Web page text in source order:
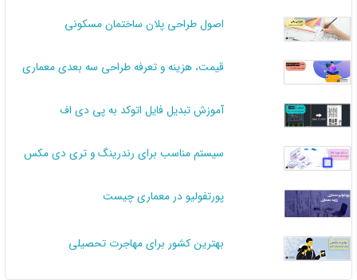
اصول طراحی پلان ساختمان مسکونی
قیمت، هزینه و تعرفه طراحی سه بعدی معماری
آموزش تبدیل فایل اتوکد به پی دی اف
سیستم مناسب برای رندرینگ و تری دی مکس
پورتفولیو در معماری چیست
بهترین کشور برای مهاجرت تحصیلی